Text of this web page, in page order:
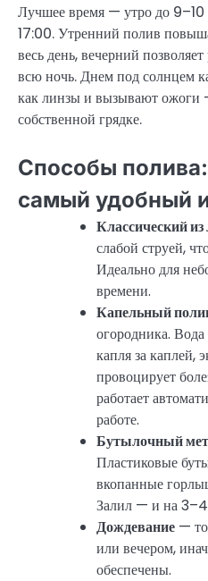
Лучшее время — утро до 9–10
17:00. Утренний полив
весь день, вечерний
всю ночь. Днем под солнцем
как линзы и вызывают ожоги
собственной грядке.
Способы
самый удобный
Классический
слабой струей,
Идеально для
времени.
Капельный
огородника.
капля за каплей,
провоцирует
работает
работе.
Бутылочный
Пластиковые
вкопанные
Залил — и на 3–4
Дождевание —
или вечером,
обеспечены.